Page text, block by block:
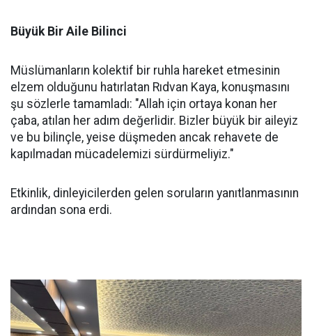
Büyük Bir Aile Bilinci
Müslümanların kolektif bir ruhla hareket etmesinin
elzem olduğunu hatırlatan Rıdvan Kaya, konuşmasını
şu sözlerle tamamladı: "Allah için ortaya konan her
çaba, atılan her adım değerlidir. Bizler büyük bir aileyiz
ve bu bilinçle, yeise düşmeden ancak rehavete de
kapılmadan mücadelemizi sürdürmeliyiz."
Etkinlik, dinleyicilerden gelen soruların yanıtlanmasının
ardından sona erdi.